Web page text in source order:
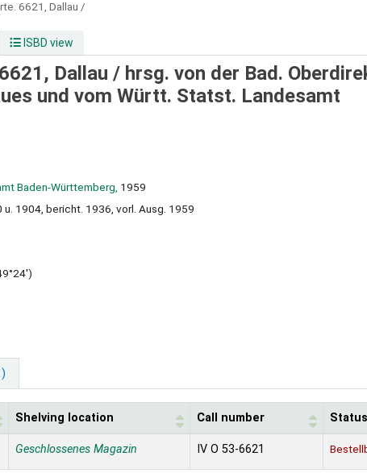
6621, Dallau /
ISBD view
Dallau / hrsg. von der Bad.
und vom Württ. Statst. Landesamt
Baden-Württemberg, 1959
1904, bericht. 1936, vorl. Ausg. 1959
Shelving location Call number Status
Geschlossenes Magazin IV O 53-6621